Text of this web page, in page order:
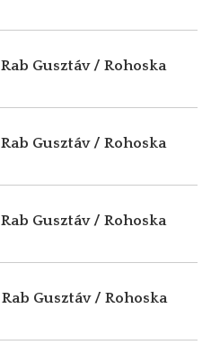
Rab Gusztáv / Rohoska
Rab Gusztáv / Rohoska
Rab Gusztáv / Rohoska
Rab Gusztáv / Rohoska